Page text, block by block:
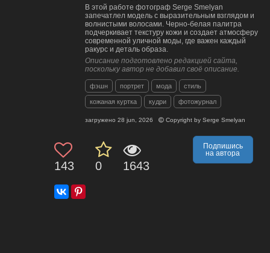
В этой работе фотограф Serge Smelyan
запечатлел модель с выразительным взглядом и
волнистыми волосами. Черно-белая палитра
подчеркивает текстуру кожи и создает атмосферу
современной уличной моды, где важен каждый
ракурс и деталь образа.
Описание подготовлено редакцией сайта,
поскольку автор не добавил своё описание.
фэшн портрет мода стиль
кожаная куртка кудри фотожурнал
загружено 28 jun, 2026 Copyright by Serge Smelyan
143 0 1643
Подпишись
на автора